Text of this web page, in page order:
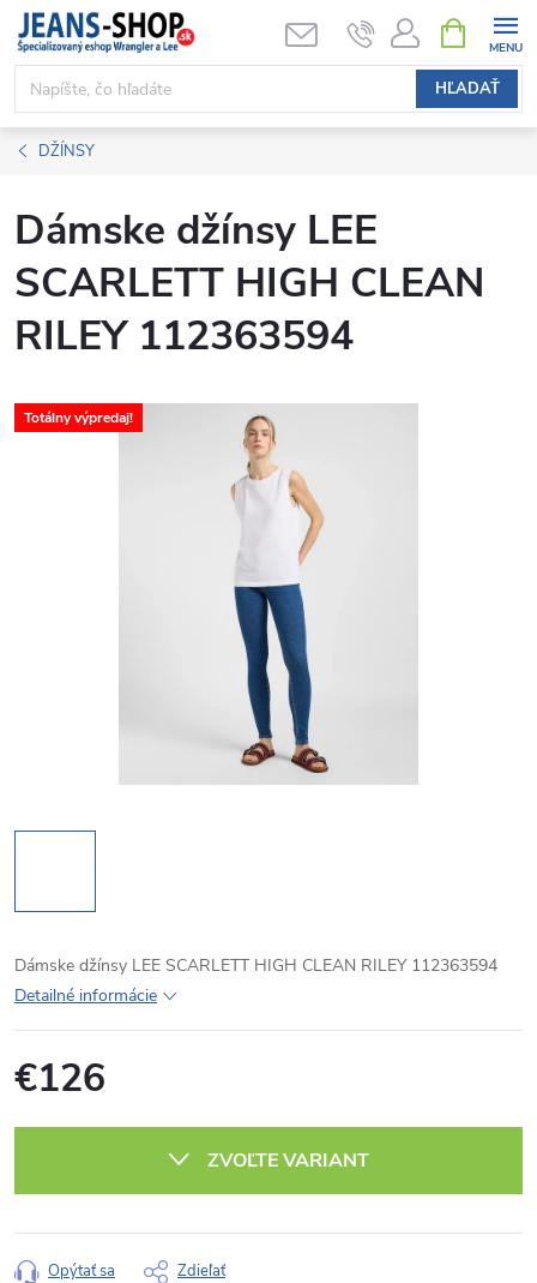
Prejsť
obsah
HĽADAŤ
KOŠÍK
DŽÍNSY
Dámske džínsy LEE
SCARLETT HIGH CLEAN
RILEY 112363594
Totálny výpredaj!
Dámske džínsy LEE SCARLETT HIGH CLEAN RILEY 112363594
Detailné informácie
€126
ZVOĽTE VARIANT
Opýtať sa Zdieľať